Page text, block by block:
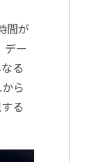
間が
デー
る
ら
る